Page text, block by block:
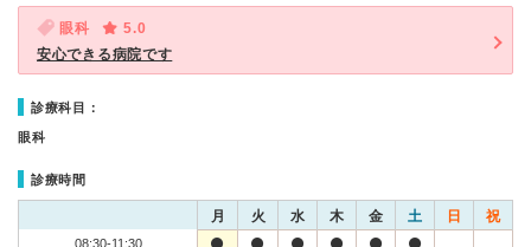
眼科
5.0
安心できる病院です
診療科目：
眼科
診療時間
月 火 水 木 金 土 日 祝
08:30-11:30